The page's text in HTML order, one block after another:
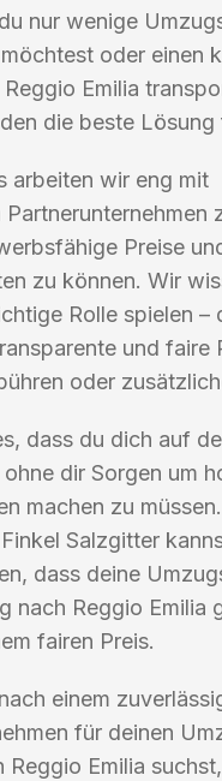
nur wenige
oder einen
Emilia
die beste Lösung
arbeiten wir eng mit
Preise
zu können. Wir
Rolle spielen –
und faire
oder
dass du dich auf
dir Sorgen um
machen zu
Salzgitter
dass deine
nach Reggio Emilia
fairen Preis.
einem
für deinen
Reggio Emilia